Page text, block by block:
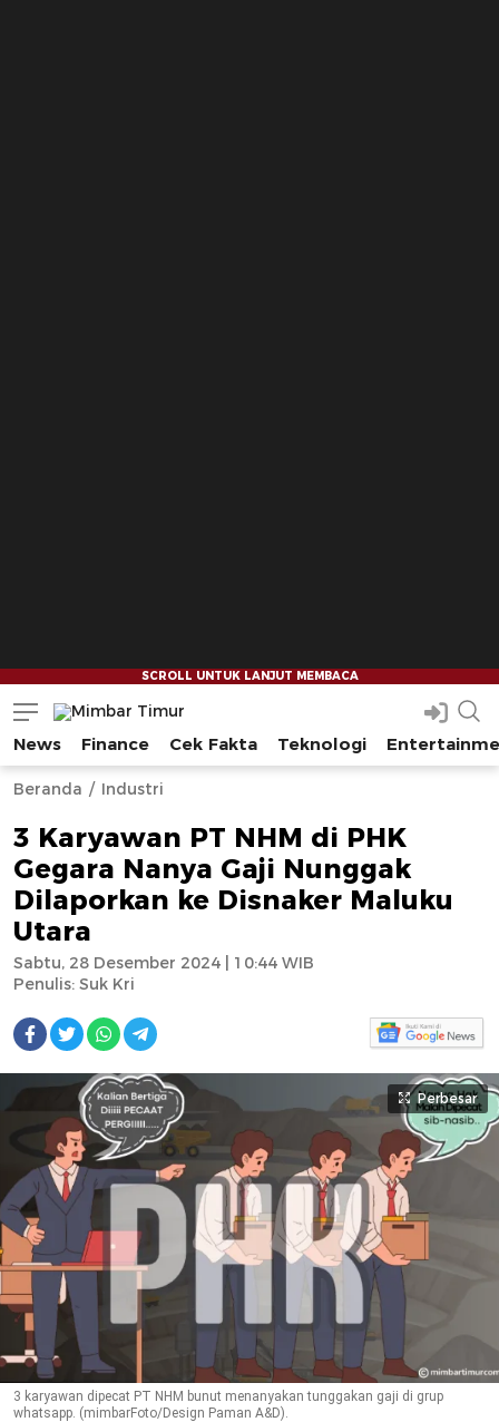
Mimbar Timur
Media Berjaringan Indonesia Timur
News Finance Cek Fakta Teknologi
Beranda Industri
3 Karyawan PT NHM di PHK
Gegara Nanya Gaji Nunggak
Dilaporkan ke Disnaker Maluku
Utara
Penulis: Suk Kri
Sabtu, 28 Desember 2024 | 10:44 WIB
Perbesar
3 karyawan dipecat PT NHM bunut menanyakan tunggakan gaji di grup
whatsapp. (mimbarFoto/Design Paman A&D).
--
--